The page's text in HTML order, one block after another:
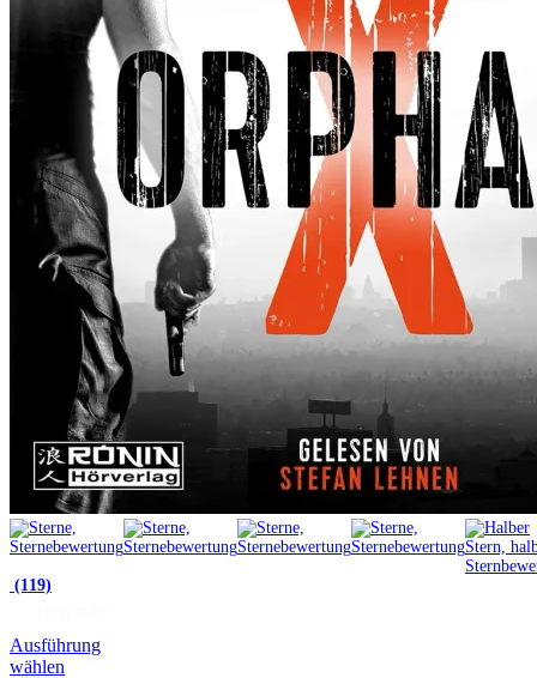
(119)
Ausführung
wählen